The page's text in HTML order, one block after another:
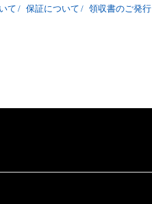
て/ 保証について / 領収書のご発行